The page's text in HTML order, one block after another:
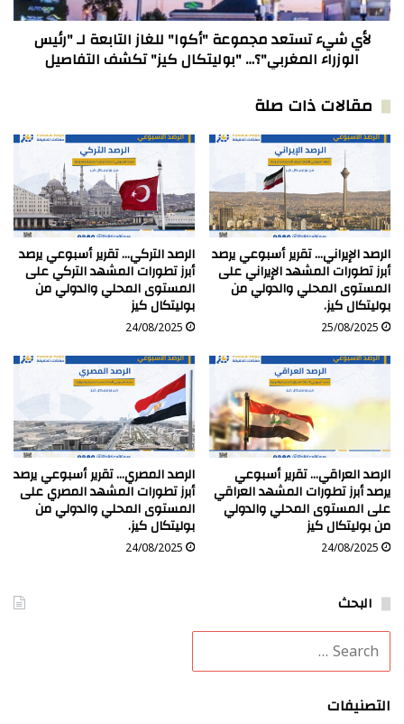
"رئيس
الوزراء
المغربي"؟…
"بوليتكال
كيز"
تكشف
التفاصيل
لأي شيء تستعد مجموعة "أكوا" للغاز التابعة لـ "رئيس
الوزراء المغربي"؟… "بوليتكال كيز" تكشف التفاصيل
مقالات ذات صلة
الرصد الإيراني… تقرير أسبوعي يرصد
أبرز تطورات المشهد الإيراني على
المستوى المحلي والدولي من
بوليتكال كيز.
25/08/2025
الرصد التركي… تقرير أسبوعي يرصد
أبرز تطورات المشهد التركي على
المستوى المحلي والدولي من
بوليتكال كيز
24/08/2025
الرصد العراقي… تقرير أسبوعي
يرصد أبرز تطورات المشهد العراقي
على المستوى المحلي والدولي
من بوليتكال كيز
24/08/2025
الرصد المصري… تقرير أسبوعي يرصد
أبرز تطورات المشهد المصري على
المستوى المحلي والدولي من
بوليتكال كيز.
24/08/2025
البحث
التصنيفات